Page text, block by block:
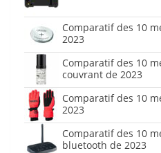
Comparatif des 10
2023
Comparatif des 10
couvrant de 2023
Comparatif des 10
2023
Comparatif des 10
bluetooth de 2023